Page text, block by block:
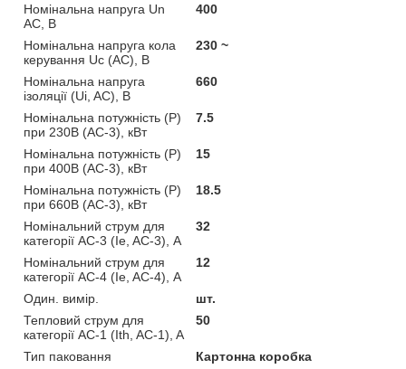
Номінальна напруга Un
AC, В
400
Номінальна напруга кола
керування Uс (AC), В
230 ~
Номінальна напруга
ізоляції (Ui, AC), В
660
Номінальна потужність (Р)
при 230В (AC-3), кВт
7.5
Номінальна потужність (Р)
при 400В (AC-3), кВт
15
Номінальна потужність (Р)
при 660В (AC-3), кВт
18.5
Номінальний струм для
категорії AC-3 (Ie, AC-3), А
32
Номінальний струм для
категорії AC-4 (Ie, AC-4), А
12
Один. вимір.
шт.
Тепловий струм для
категорії AC-1 (Ith, AC-1), A
50
Тип паковання
Картонна коробка